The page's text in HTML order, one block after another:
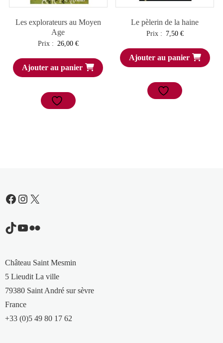
Les explorateurs au Moyen
Age
Prix : 26,00 €
Ajouter au panier
Le pèlerin de la haine
Prix : 7,50 €
Ajouter au panier
Facebook
Instagram
X
TikTok
YouTube
Flickr
Château Saint Mesmin
5 Lieudit La ville
79380 Saint André sur sèvre
France
+33 (0)5 49 80 17 62